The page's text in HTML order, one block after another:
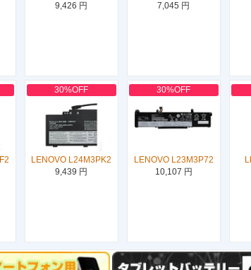
9,426 円
7,045 円
30%OFF
LENOVO L24M3PK2
9,439 円
30%OFF
LENOVO L23M3P72
10,107 円